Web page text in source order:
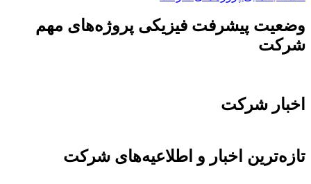
وضعیت پیشرفت فیزیکی پروژه‌های مهم
شرکت
اخبار شرکت
تازه‌ترین اخبار و اطلاعیه‌های شرکت